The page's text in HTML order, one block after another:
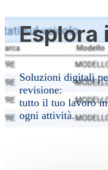
Esplora
Soluzioni digitali
revisione:
tutto il tuo lavoro in
ogni attività.